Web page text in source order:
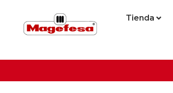
Tienda